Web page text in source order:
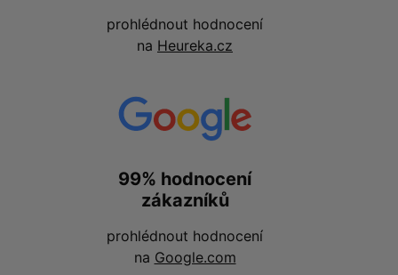
prohlédnout hodnocení
na Heureka.cz
99% hodnocení
zákazníků
prohlédnout hodnocení
na Google.com